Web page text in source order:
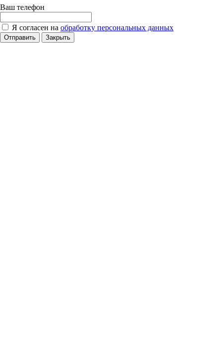
Ваш телефон
Я согласен на обработку персональных данных
Отправить Закрыть